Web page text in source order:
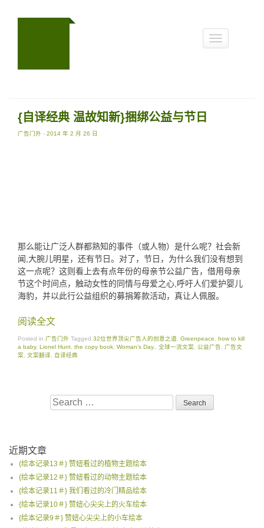
Toggle
navigation
{自译经典 温故知新}捆绑公益与节日
广告门外 - 2014 年 2 月 26 日
那么能让广泛人群都熟知的事件（或人物）是什么呢？社会新
闻,大腕儿明星，还有节日。对了，节日，为什么我们没有想到
这一点呢？这则看上去有点年份的母亲节公益广告，借用母亲
节这个时间点，触动女性的同情与母爱之心,呼吁人们爱护婴儿
海豹，并以此行公益组织的募捐筹款活动，真让人佩服。
阅读全文
Posted in 广告门外 Tagged 32位世界顶尖广告人的创意之道 Greenpeace
how to kill
a baby, Lionel Hunt the copy book Woman’s Day. 全球一流文案 公益广告
广告文
案
文案翻译 自译经典
Search
近期文章
{绘本记录13＃} 赞妞看过的植物主题绘本
{绘本记录12＃} 赞妞看过的动物主题绘本
{绘本记录11＃} 我们看过的冷门精品绘本
{绘本记录10＃} 赞妞心尖尖上的火车绘本
{绘本记录9＃} 赞妞心尖尖上的小车绘本